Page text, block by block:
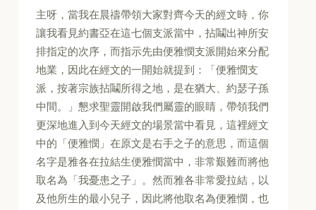
主呀，當我在晨禱帶領大家對齊今天的經文時，你
讓我看見約書亞在這七個支派當中，拈鬮出神所安
排指定的次序，而指示先由便雅憫支派開始來分配
地業，因此在經文的一開始就提到：「便雅憫支
派，按著宗族拈鬮所得之地，是在猶大、約瑟子孫
中間。」懇求聖靈開啟我們屬靈的眼睛，帶領我們
更深地進入到今天經文的場景當中看見，這裡經文
中的「便雅憫」在原文是右手之子的意思，而這個
名字是雅各在拉結生便雅憫當中，非常艱難而將他
取名為「我憂患之子」。然而雅各非常愛拉結，以
及他所生的最小兒子，因此將他取名為便雅憫，也